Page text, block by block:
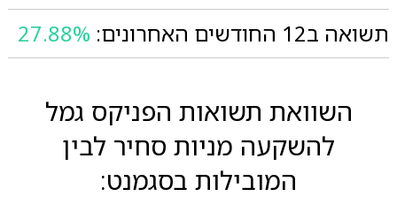
תשואה ב12 החודשים האחרונים:
27.88%
השוואת תשואות הפניקס גמל
להשקעה מניות סחיר לבין
המובילות בסגמנט: